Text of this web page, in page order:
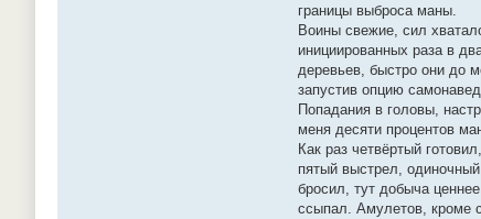
границы выброса маны.
Воины свежие, сил
инициированных раза в
деревьев, быстро они до
запустив опцию
Попадания в головы,
меня десяти процентов
Как раз четвёртый
пятый выстрел,
бросил, тут добыча
ссыпал. Амулетов, кроме